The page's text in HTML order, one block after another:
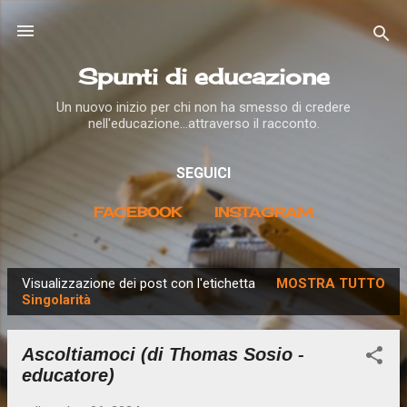
Spunti di educazione
Un nuovo inizio per chi non ha smesso di credere
nell'educazione...attraverso il racconto.
SEGUICI
FACEBOOK INSTAGRAM
o
Visualizzazione dei post con l'etichetta
Singolarità
MOSTRA TUTTO
Ascoltiamoci (di Thomas Sosio -
educatore)